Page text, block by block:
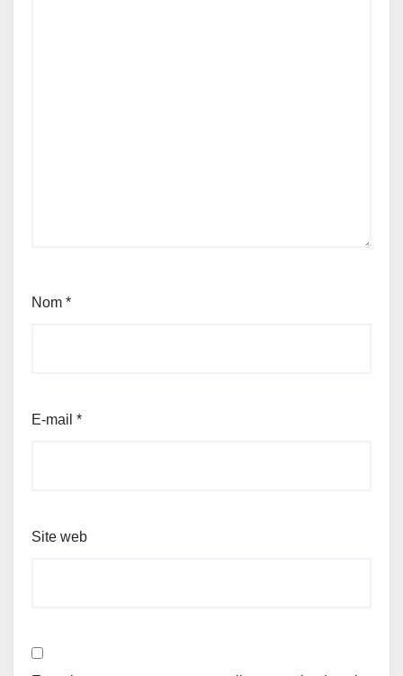
Nom *
E-mail *
Site web